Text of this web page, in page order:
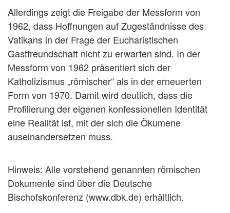
Allerdings zeigt die Freigabe der Messform von
1962, dass Hoffnungen auf Zugeständnisse des
Vatikans in der Frage der Eucharistischen
Gastfreundschaft nicht zu erwarten sind. In der
Messform von 1962 präsentiert sich der
Katholizismus „römischer“ als in der erneuerten
Form von 1970. Damit wird deutlich, dass die
Profilierung der eigenen konfessionellen Identität
eine Realität ist, mit der sich die Ökumene
auseinandersetzen muss.
Hinweis: Alle vorstehend genannten römischen
Dokumente sind über die Deutsche
Bischofskonferenz (www.dbk.de) erhältlich.